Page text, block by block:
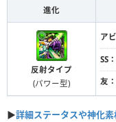
進化
反射タイプ
(パワー型)
ア
SS：
友：
▶詳細ステータスや神化素